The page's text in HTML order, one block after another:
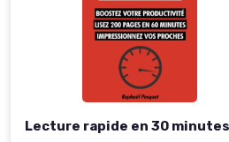
Lecture rapide en 30 minutes